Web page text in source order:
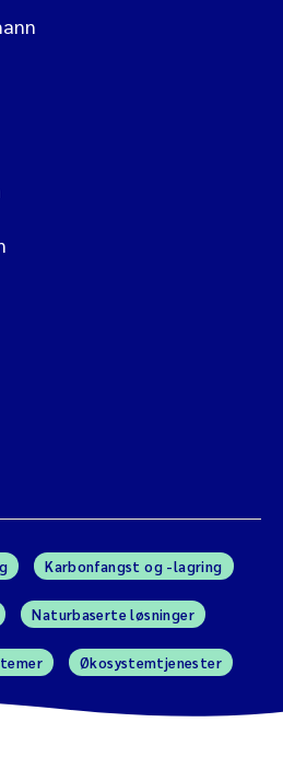
Karbonfangst og -lagring
Naturbaserte løsninger
Økosystemtjenester